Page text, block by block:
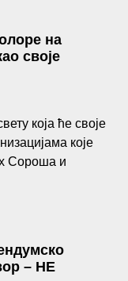
на
своје
која ће своје
које
Сороша и
– НЕ